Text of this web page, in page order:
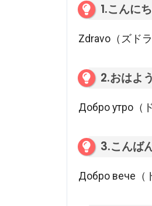
1.こんに
Zdravo（ズドラ
2.おはよ
Добро утро（
3.こんば
Добро вече（